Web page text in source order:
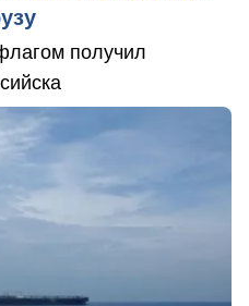
получил